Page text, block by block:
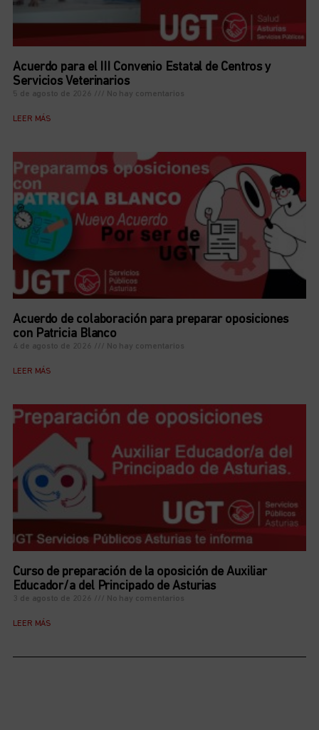
Acuerdo para el III Convenio Estatal de Centros y
Servicios Veterinarios
5 de agosto de 2026 No hay comentarios
LEER MÁS
Acuerdo de colaboración para preparar oposiciones
con Patricia Blanco
4 de agosto de 2026 No hay comentarios
LEER MÁS
Curso de preparación de la oposición de Auxiliar
Educador/a del Principado de Asturias
3 de agosto de 2026 No hay comentarios
LEER MÁS